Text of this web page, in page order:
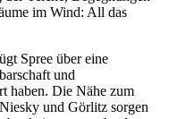
im Wind: All das
Spree über eine
und
haben. Die Nähe zum
und Görlitz sorgen